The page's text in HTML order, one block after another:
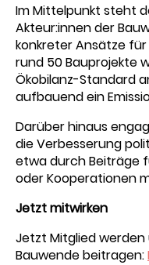
Im Mittelpunkt steht
Akteur:innen der
konkreter Ansätze
rund 50 Bauprojekte
Ökobilanz-Standard
aufbauend ein
Darüber hinaus
die Verbesserung
etwa durch Beiträge
oder Kooperationen
Jetzt mitwirken
Jetzt Mitglied
Bauwende beitragen: